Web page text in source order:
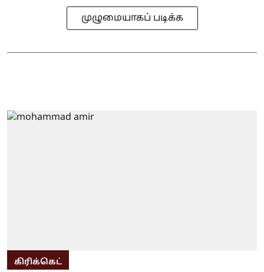
முழுமையாகப் படிக்க
கிரிக்கெட்